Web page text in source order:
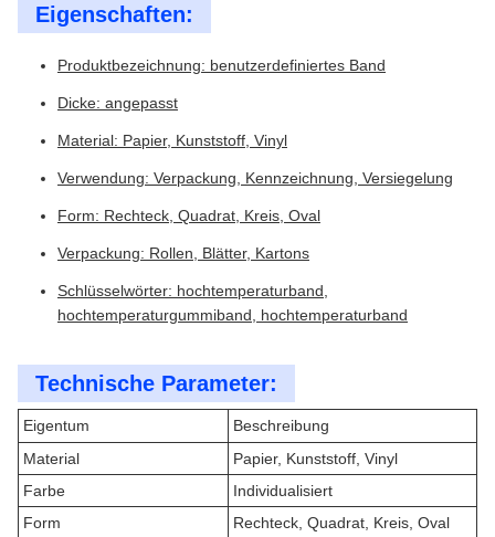
Eigenschaften:
Produktbezeichnung: benutzerdefiniertes Band
Dicke: angepasst
Material: Papier, Kunststoff, Vinyl
Verwendung: Verpackung, Kennzeichnung, Versiegelung
Form: Rechteck, Quadrat, Kreis, Oval
Verpackung: Rollen, Blätter, Kartons
Schlüsselwörter: hochtemperaturband,
hochtemperaturgummiband, hochtemperaturband
Technische Parameter:
Eigentum
Beschreibung
Material
Papier, Kunststoff, Vinyl
Farbe
Individualisiert
Form
Rechteck, Quadrat, Kreis, Oval